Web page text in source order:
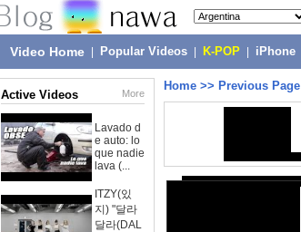
Video Home Popular Videos K-POP iPhone
Active Videos More
Lavado d
e auto: lo
que nadie
lava (...
ITZY(있
지) "달라
달라(DAL
Home >> Previous Page